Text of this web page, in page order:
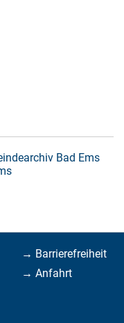
Bad Ems
→ Barrierefreiheit
→ Anfahrt